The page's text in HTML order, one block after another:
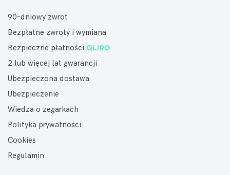
90-dniowy zwrot
Bezpłatne zwroty i wymiana
Bezpieczne płatności
2 lub więcej lat gwarancji
Ubezpieczona dostawa
Ubezpieczenie
Wiedza o zegarkach
Polityka prywatności
Cookies
Regulamin